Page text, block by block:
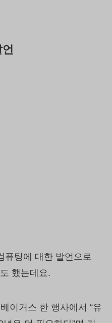
퓨팅에 대한 발언으로
했는데요.
이거스 한 행사에서 “유